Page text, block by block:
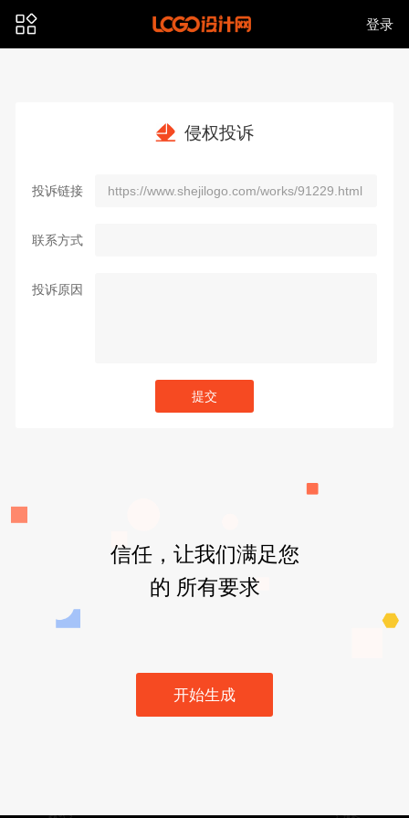
登录
侵权投诉
投诉链接
联系方式
投诉原因
提交
信任，让我们满足您
的 所有要求
开始生成